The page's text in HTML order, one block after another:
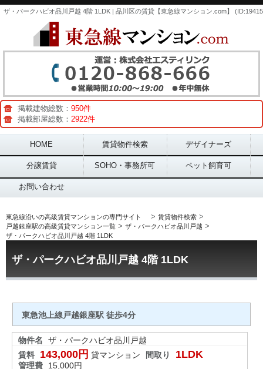
ザ・パークハビオ品川戸越 4階 1LDK | 品川区の賃貸【東急線マンション.com】
掲載建物総数： 950件
掲載部屋総数： 2922件
Main menu
HOME 賃貸物件検索 デザイナーズ
分譲賃貸 SOHO・事務所可 ペット飼育可
お問い合わせ
東急線沿いの高級賃貸マンションの専門サイト > 賃貸物件検索 >
戸越銀座駅の高級賃貸マンション一覧 > ザ・パークハビオ品川戸越 >
ザ・パークハビオ品川戸越 4階 1LDK
ザ・パークハビオ品川戸越 4階 1LDK
東急池上線戸越銀座駅 徒歩4分
物件名
ザ・パークハビオ品川戸越
賃料
143,000円 貸マンション 間取り 1LDK
管理費
15,000円